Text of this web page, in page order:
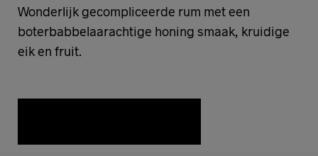
Wonderlijk gecompliceerde rum met een
boterbabbelaarachtige honing smaak, kruidige
eik en fruit.